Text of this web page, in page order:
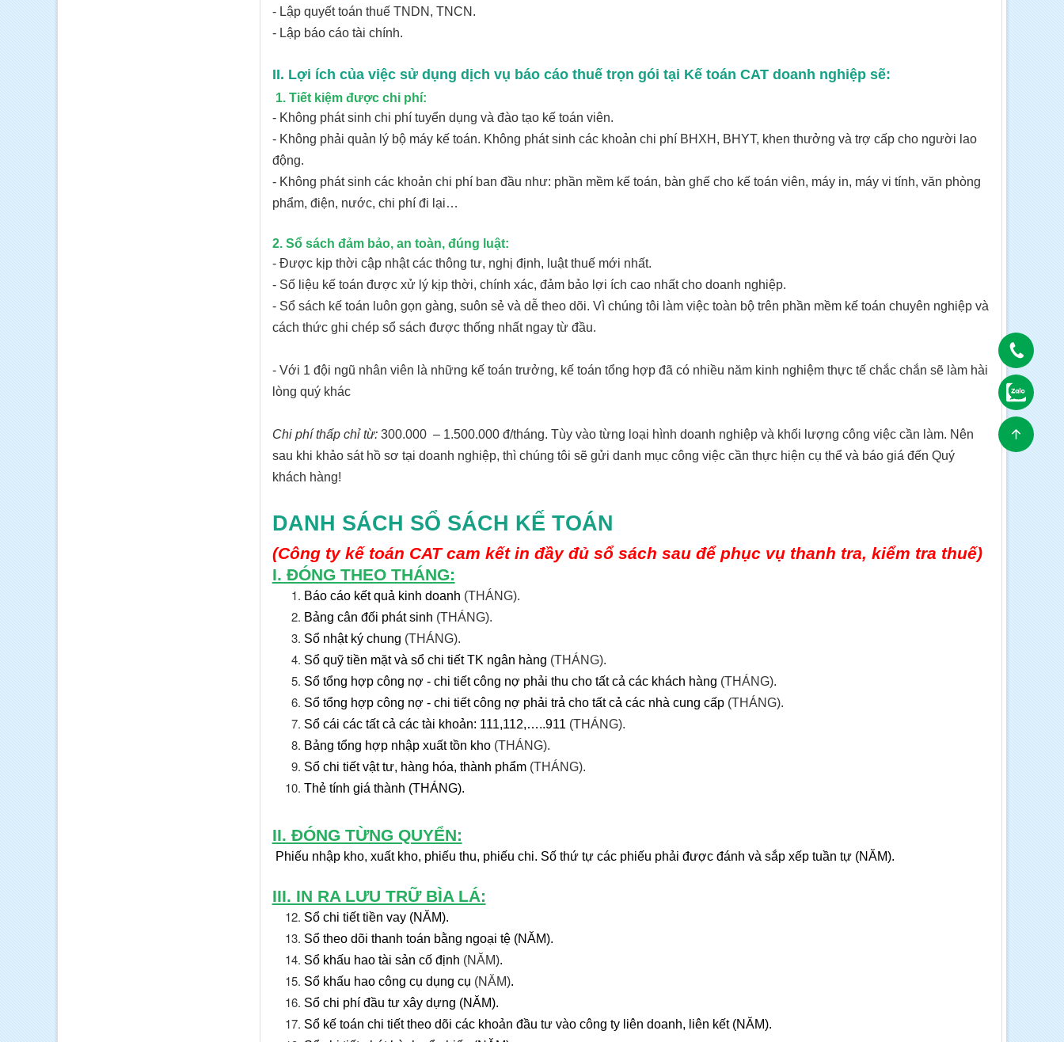
- Lập quyết toán thuế TNDN, TNCN.
- Lập báo cáo tài chính.
II. Lợi ích của việc sử dụng dịch vụ báo cáo thuế trọn gói tại Kế toán CAT doanh nghiệp sẽ:
1. Tiết kiệm được chi phí:
- Không phát sinh chi phí tuyển dụng và đào tạo kế toán viên.
- Không phải quản lý bộ máy kế toán. Không phát sinh các khoản chi phí BHXH, BHYT, khen thưởng và trợ cấp cho người lao
động.
- Không phát sinh các khoản chi phí ban đầu như: phần mềm kế toán, bàn ghế cho kế toán viên, máy in, máy vi tính, văn phòng
phẩm, điện, nước, chi phí đi lại…
2. Sổ sách đảm bảo, an toàn, đúng luật:
- Được kịp thời cập nhật các thông tư, nghị định, luật thuế mới nhất.
- Số liệu kế toán được xử lý kịp thời, chính xác, đảm bảo lợi ích cao nhất cho doanh nghiệp.
- Sổ sách kế toán luôn gọn gàng, suôn sẻ và dễ theo dõi. Vì chúng tôi làm việc toàn bộ trên phần mềm kế toán chuyên nghiệp và
cách thức ghi chép sổ sách được thống nhất ngay từ đầu.
- Với 1 đội ngũ nhân viên là những kế toán trưởng, kế toán tổng hợp đã có nhiều năm kinh nghiệm thực tế chắc chắn sẽ làm hài
lòng quý khác
Chi phí thấp chỉ từ: 300.000 – 1.500.000 đ/tháng. Tùy vào từng loại hình doanh nghiệp và khối lượng công việc cần làm. Nên
sau khi khảo sát hồ sơ tại doanh nghiệp, thì chúng tôi sẽ gửi danh mục công việc cần thực hiện cụ thể và báo giá đến Quý
khách hàng!
DANH SÁCH SỔ SÁCH KẾ TOÁN
(Công ty kế toán CAT cam kết in đầy đủ sổ sách sau để phục vụ thanh tra, kiểm tra thuế)
I. ĐÓNG THEO THÁNG:
Báo cáo kết quả kinh doanh (THÁNG).
Bảng cân đối phát sinh (THÁNG).
Sổ nhật ký chung (THÁNG).
Sổ quỹ tiền mặt và sổ chi tiết TK ngân hàng (THÁNG).
Sổ tổng hợp công nợ - chi tiết công nợ phải thu cho tất cả các khách hàng (THÁNG).
Sổ tổng hợp công nợ - chi tiết công nợ phải trả cho tất cả các nhà cung cấp (THÁNG).
Sổ cái các tất cả các tài khoản: 111,112,…..911 (THÁNG).
Bảng tổng hợp nhập xuất tồn kho (THÁNG).
Sổ chi tiết vật tư, hàng hóa, thành phẩm (THÁNG).
Thẻ tính giá thành (THÁNG).
II. ĐÓNG TỪNG QUYỂN:
Phiếu nhập kho, xuất kho, phiếu thu, phiếu chi. Số thứ tự các phiếu phải được đánh và sắp xếp tuần tự (NĂM).
III. IN RA LƯU TRỮ BÌA LÁ:
Sổ chi tiết tiền vay (NĂM).
Sổ theo dõi thanh toán bằng ngoại tệ (NĂM).
Sổ khấu hao tài sản cố định (NĂM).
Sổ khấu hao công cụ dụng cụ (NĂM).
Sổ chi phí đầu tư xây dựng (NĂM).
Sổ kế toán chi tiết theo dõi các khoản đầu tư vào công ty liên doanh, liên kết (NĂM).